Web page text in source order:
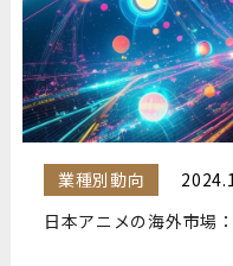
業種別動向
日本アニメの海外市場